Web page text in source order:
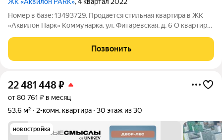
Номер в базе: 13493729. Продается стильная квартира в ЖК
«Аквилон Парк» Коммунарка, ул. Фитарёвская, д. 6 О квартире
качественной мебелью и техникой можно заехать сразу после
сделки. Продуманная
Позвонить
22 481 448₽
от 80 761 ₽ в месяц
53,6 м²
2-комн. квартира 30 этаж из 30
новостройка